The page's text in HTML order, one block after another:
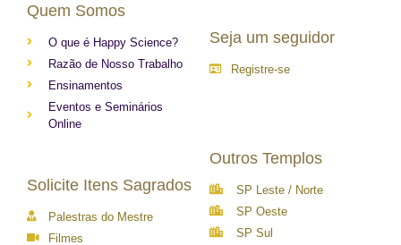
Quem Somos
O que é Happy Science?
Razão de Nosso Trabalho
Ensinamentos
Eventos e Seminários
Online
Seja um seguidor
Registre-se
Solicite Itens Sagrados
Palestras do Mestre
Filmes
Outros Templos
SP Leste / Norte
SP Oeste
SP Sul